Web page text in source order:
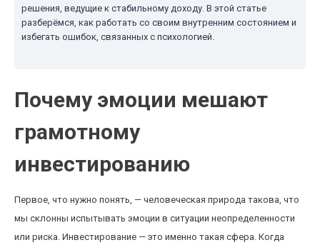
решения, ведущие к стабильному доходу. В этой статье
разберёмся, как работать со своим внутренним состоянием и
избегать ошибок, связанных с психологией.
Почему эмоции мешают
грамотному
инвестированию
Первое, что нужно понять, — человеческая природа такова, что
мы склонны испытывать эмоции в ситуации неопределенности
или риска. Инвестирование — это именно такая сфера. Когда